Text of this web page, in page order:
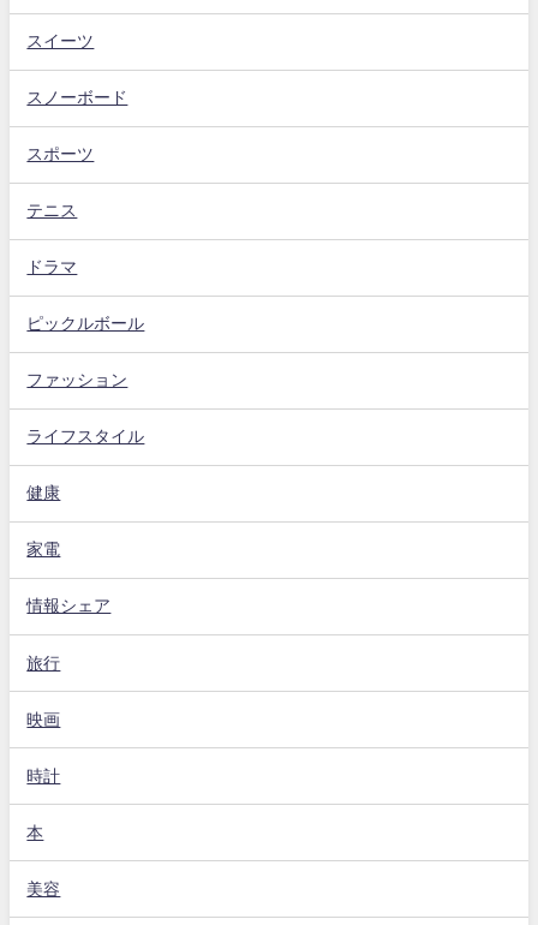
スイーツ
スノーボード
スポーツ
テニス
ドラマ
ピックルボール
ファッション
ライフスタイル
健康
家電
情報シェア
旅行
映画
時計
本
美容